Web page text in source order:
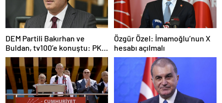
DEM Partili Bakırhan ve
Buldan, tv100’e konuştu: PKK
ne zaman kendini feshedecek
Özgür Özel: İmamoğlu’nun X
hesabı açılmalı